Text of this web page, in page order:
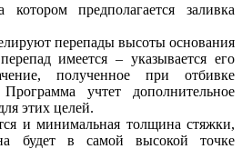
предполагается заливка
перепады высоты основания
имеется – указывается его
полученное при отбивке
учтет дополнительное
этих целей.
и минимальная толщина стяжки,
будет в самой высокой точке